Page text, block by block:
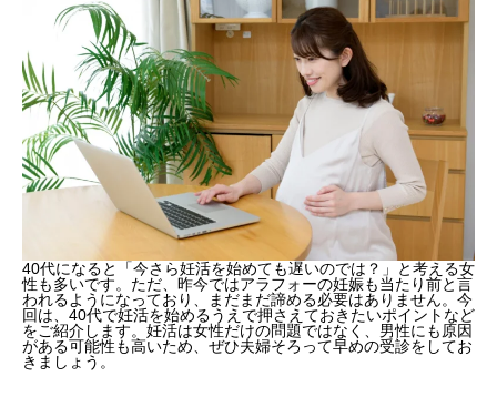
40代になると「今さら妊活を始めても遅いのでは？」と考える女
性も多いです。ただ、昨今ではアラフォーの妊娠も当たり前と言
われるようになっており、まだまだ諦める必要はありません。今
回は、40代で妊活を始めるうえで押さえておきたいポイントなど
をご紹介します。妊活は女性だけの問題ではなく、男性にも原因
がある可能性も高いため、ぜひ夫婦そろって早めの受診をしてお
きましょう。